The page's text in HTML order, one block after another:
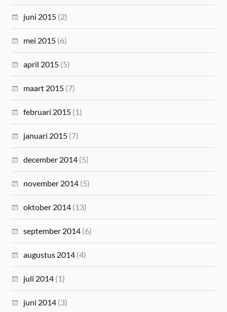
juni 2015 (2)
mei 2015 (6)
april 2015 (5)
maart 2015 (7)
februari 2015 (1)
januari 2015 (7)
december 2014 (5)
november 2014 (5)
oktober 2014 (13)
september 2014 (6)
augustus 2014 (4)
juli 2014 (1)
juni 2014 (3)